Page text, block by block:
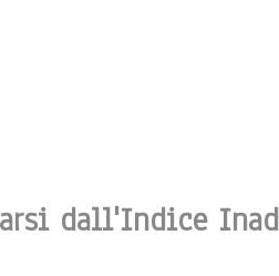
dall'Indice Inad